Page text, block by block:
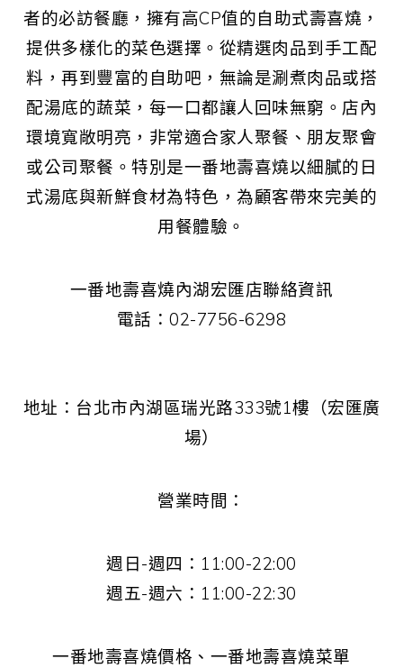
者的必訪餐廳，擁有高CP值的自助式壽喜燒，
提供多樣化的菜色選擇。從精選肉品到手工配
料，再到豐富的自助吧，無論是涮煮肉品或搭
配湯底的蔬菜，每一口都讓人回味無窮。店內
環境寬敞明亮，非常適合家人聚餐、朋友聚會
或公司聚餐。特別是一番地壽喜燒以細膩的日
式湯底與新鮮食材為特色，為顧客帶來完美的
用餐體驗。
一番地壽喜燒內湖宏匯店聯絡資訊
電話：02-7756-6298
地址：台北市內湖區瑞光路333號1樓（宏匯廣
場）
營業時間：
週日-週四：11:00-22:00
週五-週六：11:00-22:30
一番地壽喜燒價格、一番地壽喜燒菜單